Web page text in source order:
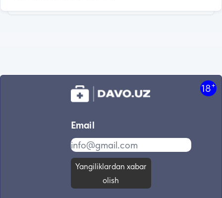
18+
Email
Yangiliklardan xabar
olish